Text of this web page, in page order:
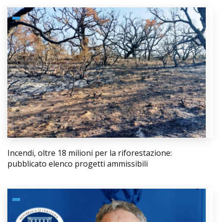
Incendi, oltre 18 milioni per la riforestazione:
pubblicato elenco progetti ammissibili